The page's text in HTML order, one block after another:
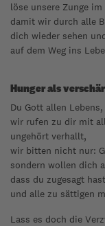
löse unsere Zunge
damit wir durch alle
dich wieder sehen
auf dem Weg ins
Hunger als
Du Gott allen Lebens,
wir rufen zu dir mit
ungehört verhallt,
wir bitten nicht nur:
sondern wollen dich
dass du zugesagt
und alle zu sättigen
Lass es doch die